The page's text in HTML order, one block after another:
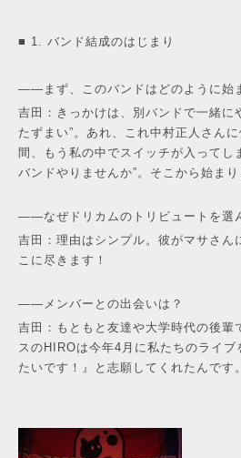
■ 1. バンド結成のはじまり
——まず、このバンドはどのように始
吉田：きっかけは、別バンドで一緒に
たずまい”。あれ、これ中村正人さん
間、もう私の中でスイッチが入ってし
バンドやりませんか”。そこから始まり
——なぜドリカムのトリビュートを選
吉田：理由はシンプル。彼がマサさん
こに尽きます！
——メンバーとの出会いは？
吉田：もともと友達や大学時代の後輩
スのHIROは今年4月に私たちのライブ
たいです！』と志願してくれたんです